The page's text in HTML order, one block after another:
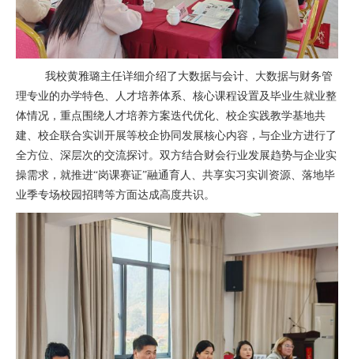
我校黄雅璐主任详细介绍了大数据与会计、大数据与财务管
理专业的办学特色、人才培养体系、核心课程设置及毕业生就业整
体情况，重点围绕人才培养方案迭代优化、校企实践教学基地共
建、校企联合实训开展等校企协同发展核心内容，与企业方进行了
全方位、深层次的交流探讨。双方结合财会行业发展趋势与企业实
操需求，就推进“岗课赛证”融通育人、共享实习实训资源、落地毕
业季专场校园招聘等方面达成高度共识。